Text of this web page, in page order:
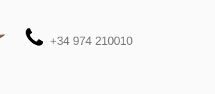
+34 974 210010